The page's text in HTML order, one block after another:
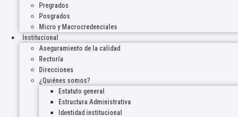
Pregrados
Posgrados
Micro y Macrocredenciales
Institucional
Aseguramiento de la calidad
Rectoría
Direcciones
¿Quiénes somos?
Estatuto general
Estructura Administrativa
Identidad institucional